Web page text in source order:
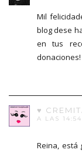
Mil
blog dese
en tus
♥
A LAS 14:54
Reina, está